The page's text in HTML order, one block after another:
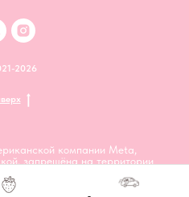
2026
компании Meta,
запрещёна на территории
и запрещена на